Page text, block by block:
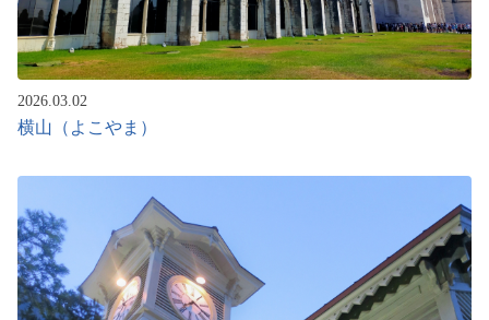
2026.03.02
横山（よこやま）